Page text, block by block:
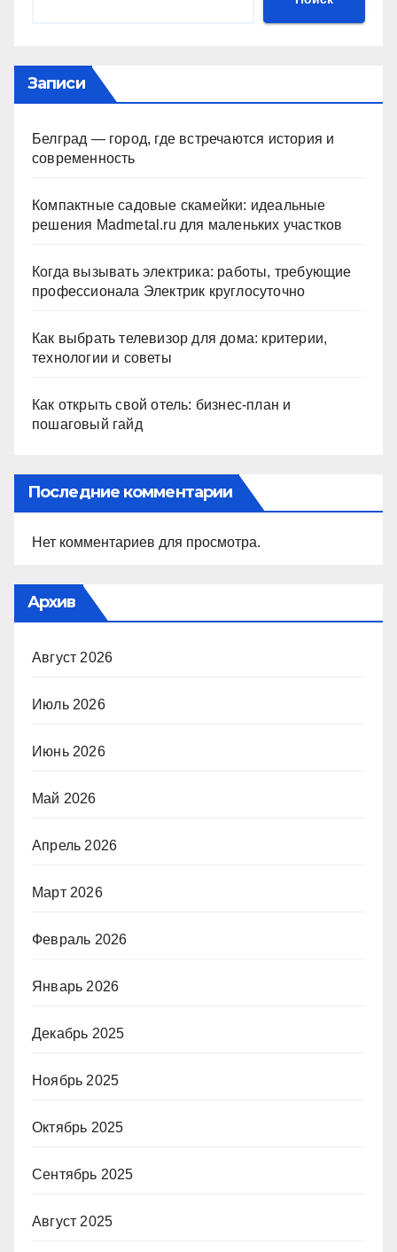
Записи
Белград — город, где встречаются история и
современность
Компактные садовые скамейки: идеальные
решения Madmetal.ru для маленьких участков
Когда вызывать электрика: работы, требующие
профессионала Электрик круглосуточно
Как выбрать телевизор для дома: критерии,
технологии и советы
Как открыть свой отель: бизнес-план и
пошаговый гайд
Последние комментарии
Нет комментариев для просмотра.
Архив
Август 2026
Июль 2026
Июнь 2026
Май 2026
Апрель 2026
Март 2026
Февраль 2026
Январь 2026
Декабрь 2025
Ноябрь 2025
Октябрь 2025
Сентябрь 2025
Август 2025